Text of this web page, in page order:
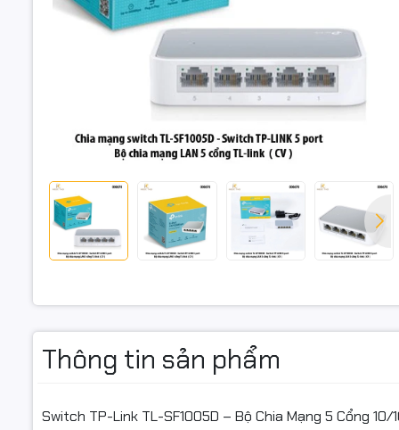
Thông tin sản phẩm
Switch TP-Link TL-SF1005D – Bộ Chia Mạng 5 Cổng
🔌 TP-
thiết kế
pháp mở
cửa hàng
🌐 5 cổng
IP, máy in…
🌱 Công
Switch TP-
Nhựa Nhỏ